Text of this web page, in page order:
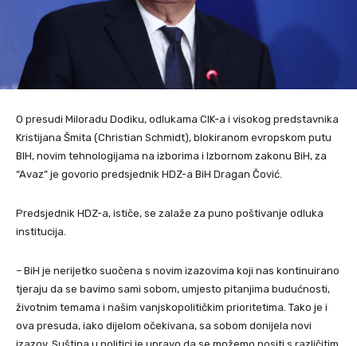
O presudi Miloradu Dodiku, odlukama CIK-a i visokog predstavnika
Kristijana Šmita (Christian Schmidt), blokiranom evropskom putu
BIH, novim tehnologijama na izborima i Izbornom zakonu BiH, za
“Avaz” je govorio predsjednik HDZ-a BiH Dragan Čović.
Predsjednik HDZ-a, ističe, se zalaže za puno poštivanje odluka
institucija.
– BiH je nerijetko suočena s novim izazovima koji nas kontinuirano
tjeraju da se bavimo sami sobom, umjesto pitanjima budućnosti,
životnim temama i našim vanjskopolitičkim prioritetima. Tako je i
ova presuda, iako dijelom očekivana, sa sobom donijela novi